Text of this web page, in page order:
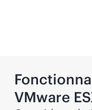
VMware